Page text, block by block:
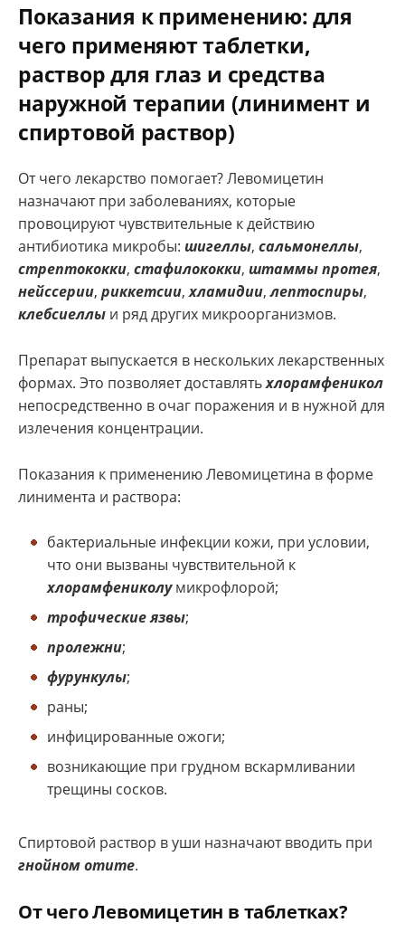
Показания к применению: для
чего применяют таблетки,
раствор для глаз и средства
наружной терапии (линимент и
спиртовой раствор)
От чего лекарство помогает? Левомицетин
назначают при заболеваниях, которые
провоцируют чувствительные к действию
антибиотика микробы: шигеллы, сальмонеллы,
стрептококки, стафилококки, штаммы протея,
нейссерии, риккетсии,хламидии,лептоспиры,
клебсиеллы и ряд других микроорганизмов.
Препарат выпускается в нескольких лекарственных
формах. Это позволяет доставлятьхлорамфеникол
непосредственно в очаг поражения и в нужной для
излечения концентрации.
Показания к применению Левомицетина в форме
линимента и раствора:
бактериальные инфекции кожи, при условии,
что они вызваны чувствительной к
хлорамфениколумикрофлорой;
трофические язвы;
пролежни;
фурункулы;
раны;
инфицированные ожоги;
возникающие при грудном вскармливании
трещины сосков.
Спиртовой раствор в уши назначают вводить при
гнойном отите.
От чего Левомицетин в таблетках?